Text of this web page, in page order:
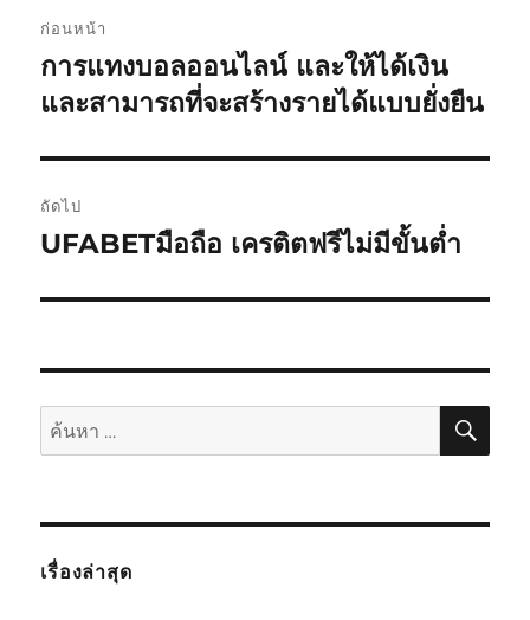
นำทาง
เรื่อง
ก่อนหน้า
เรื่อง
ก่อน
การแทงบอลออนไลน์ และให้ได้เงิน
และสามารถที่จะสร้างรายได้แบบยั่งยืน
ถัดไป
เรื่อง
ไป:
UFABETมือถือ เครติตฟรีไม่มีขั้นต่ำ
ค้นหา: ค้น
เรื่องล่าสุด